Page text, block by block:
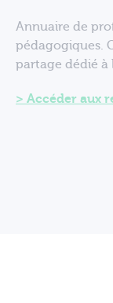
Annuaire de
pédagogiques.
partage dédié à
Accéder aux